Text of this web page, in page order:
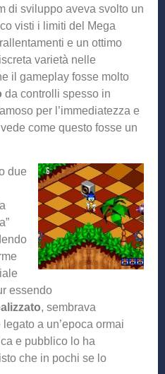
di sviluppo aveva svolto un
visti i limiti del Mega
e un ottimo
varietà nelle
il gameplay fosse molto
da controlli spesso in
per l’immediatezza e
come questo fosse un
due
essendo
, sembrava
a un’epoca ormai
e pubblico lo ha
che in pochi se lo